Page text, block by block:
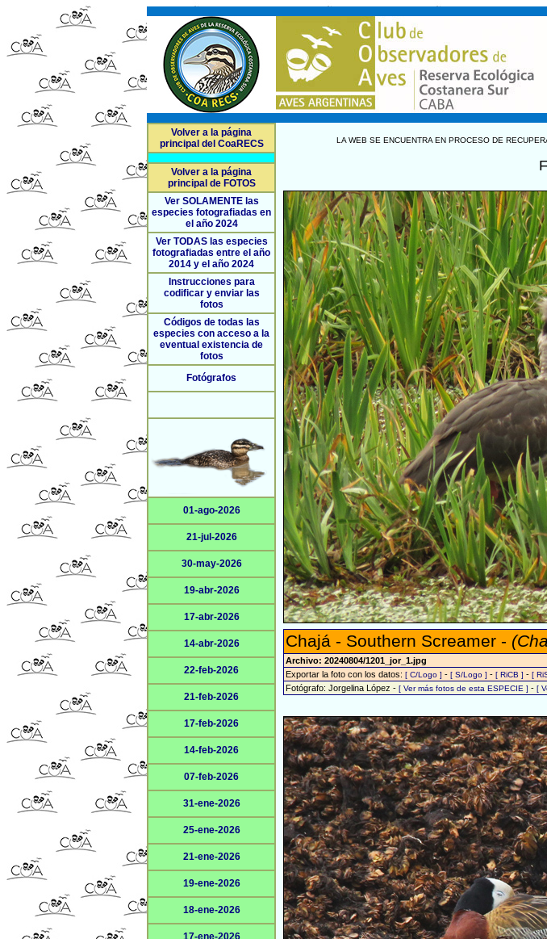
Volver a la página
principal del CoaRECS
Volver a la página
principal de FOTOS
Ver SOLAMENTE las
especies fotografiadas en
el año 2024
Ver TODAS las especies
fotografiadas entre el año
2014 y el año 2024
Instrucciones para
codificar y enviar las
fotos
Códigos de todas las
especies con acceso a la
eventual existencia de
fotos
Fotógrafos
01-ago-2026
21-jul-2026
30-may-2026
19-abr-2026
17-abr-2026
14-abr-2026
22-feb-2026
21-feb-2026
17-feb-2026
14-feb-2026
07-feb-2026
31-ene-2026
25-ene-2026
21-ene-2026
19-ene-2026
18-ene-2026
17-ene-2026
LA WEB SE ENCUENTRA EN PROCESO DE
Chajá - Southern Screamer -
Archivo: 20240804/1201_jor_1.jpg
Exportar la foto con los datos: [ C/Logo ] - [ S/Logo ] - [ RiCB ] - [
Fotógrafo: Jorgelina López - [ Ver más fotos de esta ESPECIE ] - [